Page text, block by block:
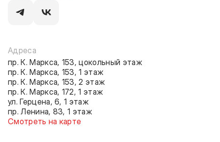
Адреса
пр. К. Маркса, 153, цокольный этаж
пр. К. Маркса, 153, 1 этаж
пр. К. Маркса, 153, 2 этаж
пр. К. Маркса, 172, 1 этаж
ул. Герцена, 6, 1 этаж
пр. Ленина, 83, 1 этаж
Смотреть на карте